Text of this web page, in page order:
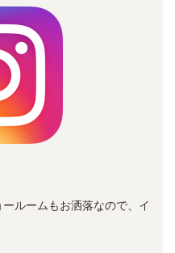
ールームもお洒落なので、イ